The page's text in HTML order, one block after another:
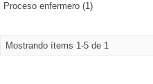
Proceso enfermero (1)
Mostrando ítems 1-5 de 1